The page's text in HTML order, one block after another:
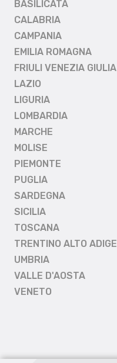
BASILICATA
CALABRIA
CAMPANIA
EMILIA ROMAGNA
FRIULI VENEZIA GIULIA
LAZIO
LIGURIA
LOMBARDIA
MARCHE
MOLISE
PIEMONTE
PUGLIA
SARDEGNA
SICILIA
TOSCANA
TRENTINO ALTO ADIGE
UMBRIA
VALLE D'AOSTA
VENETO